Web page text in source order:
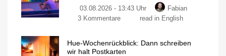
03.08.2026 - 13:43 Uhr
Fabian
3 Kommentare
read in English
Hue-Wochenrückblick: Dann schreiben
wir halt Postkarten